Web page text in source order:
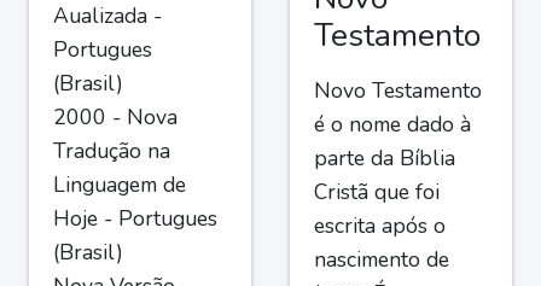
Aualizada -
Portugues
(Brasil)
2000 - Nova
Tradução na
Linguagem de
Hoje - Portugues
(Brasil)
Testamento
Novo Testamento
é o nome dado à
parte da Bíblia
Cristã que foi
escrita após o
nascimento de